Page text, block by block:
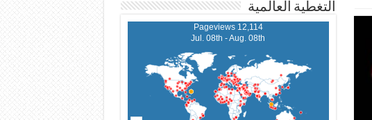
التغطية العالمية
12,114 Pageviews
Jul. 08th - Aug. 08th